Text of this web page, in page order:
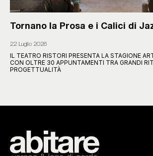
Tornano la Prosa e i Calici di
22 Luglio 2026
IL TEATRO RISTORI PRESENTA LA STAGIONE
CON OLTRE 30 APPUNTAMENTI TRA GRANDI
PROGETTUALITÀ